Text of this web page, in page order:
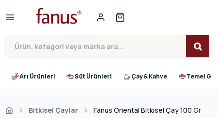
Arı Ürünleri Süt Ürünleri Çay & Kahve Temel
Bitkisel Çaylar Fanus Oriental Bitkisel Çay 100 Gr